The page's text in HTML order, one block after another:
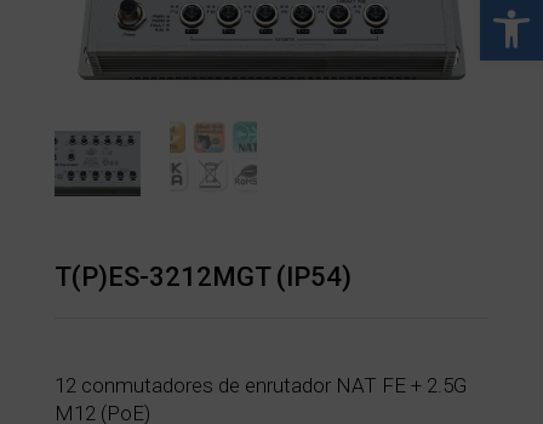
T(P)ES-3212MGT (IP54)
12 conmutadores de enrutador NAT FE + 2.5G
M12 (PoE)